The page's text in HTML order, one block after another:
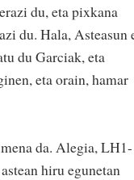
du, eta pixkana
du. Hala, Asteasun
du Garciak, eta
eta orain, hamar
da. Alegia, LH1-
hiru egunetan